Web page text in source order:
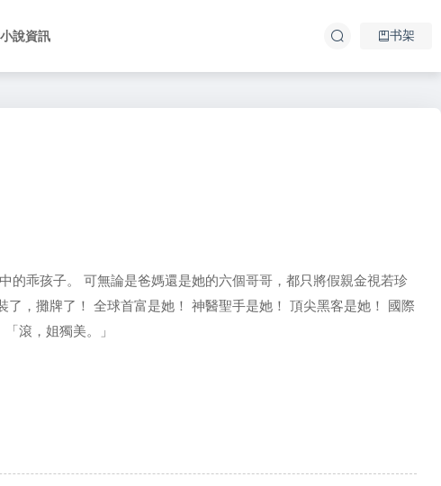
小說資訊 书架
的乖孩子。 可無論是爸媽還是她的六個哥哥，都只將假親金視若珍
，攤牌了！ 全球首富是她！ 神醫聖手是她！ 頂尖黑客是她！ 國際
滾，姐獨美。」